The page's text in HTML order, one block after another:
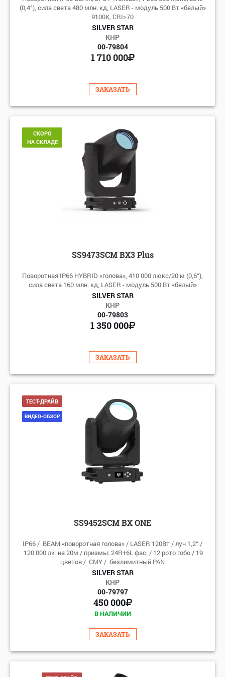
(0,4°), сила света 480 млн. кд, LASER - модуль 500 Вт «белый»
9100K, CRI>70
SILVER STAR
КНР
00-79804
1 710 000
ЗАКАЗАТЬ
СКОРО
НА СКЛАДЕ
SS9473SCM BX3 Plus
Поворотная IP66 HYBRID «голова», 410 000 люкс/20 м (0,6°),
сила света 160 млн. кд, LASER - модуль 500 Вт «белый»
SILVER STAR
КНР
00-79803
1 350 000
ЗАКАЗАТЬ
ТЕСТ-ДРАЙВ
ВИДЕО-ОБЗОР
SS9452SCM BX ONE
IP66 / BEAM «поворотная голова» / LASER 120Вт / луч 1,2° /
120 000 лк на 20м / призмы: 24R+6L фас. / 12 рото гобо / 19
цветов / CMY / безлимитный PAN
SILVER STAR
КНР
00-79797
450 000
В НАЛИЧИИ
ЗАКАЗАТЬ